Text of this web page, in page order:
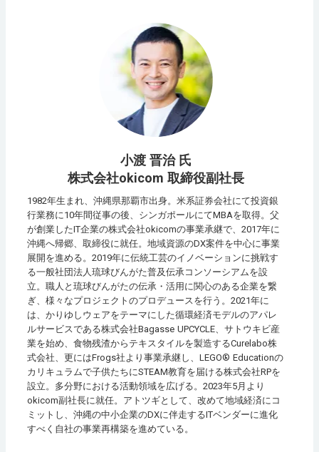
小渡 晋治 氏
株式会社okicom 取締役副社長
1982年生まれ、沖縄県那覇市出身。米系証券会社にて投資銀
行業務に10年間従事の後、シンガポールにてMBAを取得。父
が創業したIT企業の株式会社okicomの事業承継で、2017年に
沖縄へ帰郷、取締役に就任。地域資源のDX案件を中心に事業
展開を進める。2019年に伝統工芸のイノベーションに挑戦す
る一般社団法人琉球びんがた普及伝承コンソーシアムを設
立。職人と琉球びんがたの伝承・活用に関心のある企業を繋
ぎ、様々なプロジェクトのプロデュースを行う。2021年に
は、かりゆしウェアをテーマにした循環経済モデルのアパレ
ルサービスである株式会社Bagasse UPCYCLE、サトウキビ産
業を始め、食物残渣からテキスタイルを製造するCurelabo株
式会社、更にはFrogs社より事業承継し、LEGO® Educationの
カリキュラムで子供たちにSTEAM教育を届ける株式会社RPを
設立。多分野における活動領域を広げる。2023年5月より
okicom副社長に就任。アトツギとして、改めて地域経済にコ
ミットし、沖縄の中小企業のDXに伴走するITベンダーに進化
すべく自社の事業再構築を進めている。